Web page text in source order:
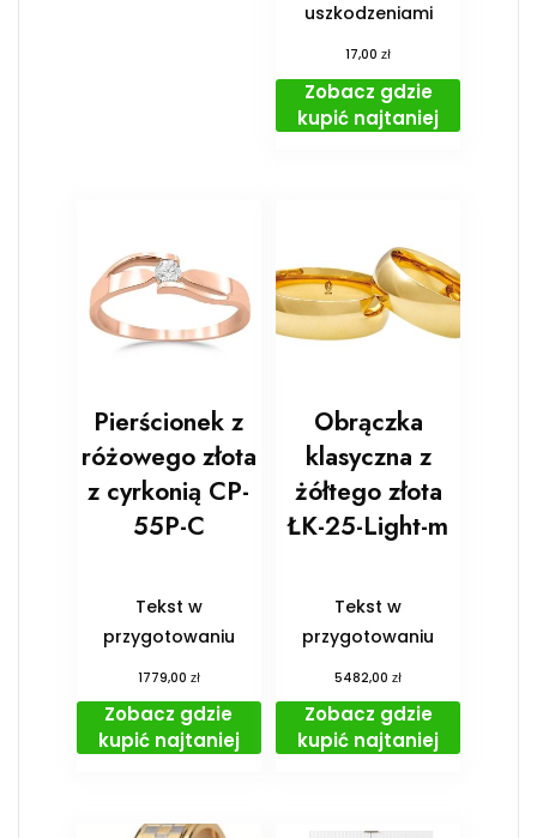
uszkodzeniami
17,00zł
Zobacz gdzie
kupić najtaniej
Pierścionek z
różowego złota
z cyrkonią CP-
55P-C
Tekst w
przygotowaniu
1779,00 zł
Zobacz gdzie
kupić najtaniej
Obrączka
klasyczna z
żółtego złota
ŁK-25-Light-m
Tekst w
przygotowaniu
5482,00zł
Zobacz gdzie
kupić najtaniej